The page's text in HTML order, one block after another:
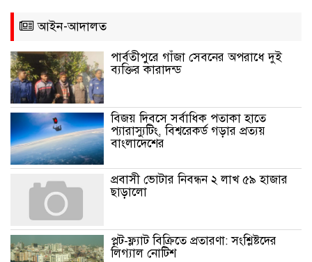
আইন-আদালত
পার্বতীপুরে গাঁজা সেবনের অপরাধে দুই
ব্যক্তির কারাদন্ড
বিজয় দিবসে সর্বাধিক পতাকা হাতে
প্যারাস্যুটিং, বিশ্বরেকর্ড গড়ার প্রত্যয়
বাংলাদেশের
প্রবাসী ভোটার নিবন্ধন ২ লাখ ৫৯ হাজার
ছাড়ালো
প্লট-ফ্ল্যাট বিক্রিতে প্রতারণা: সংশ্লিষ্টদের
লিগ্যাল নোটিশ